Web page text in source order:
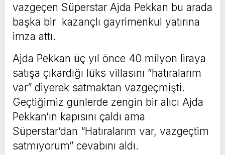
vazgeçen Süperstar Ajda Pekkan bu arada
başka bir kazançlı gayrimenkul yatırına
imza attı.
Ajda Pekkan üç yıl önce 40 milyon liraya
satışa çıkardığı lüks villasını ”hatıralarım
var” diyerek satmaktan vazgeçmişti.
Geçtiğimiz günlerde zengin bir alıcı Ajda
Pekkan’ın kapısını çaldı ama
Süperstar’dan “Hatıralarım var, vazgeçtim
satmıyorum” cevabını aldı.